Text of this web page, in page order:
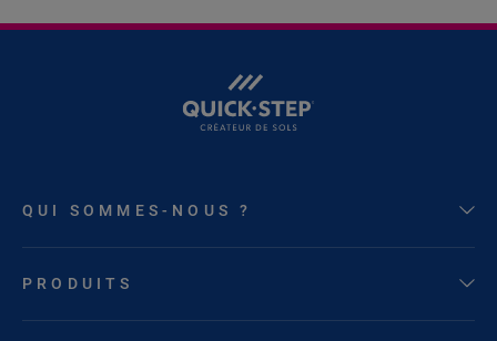
QUI SOMMES-NOUS ?
PRODUITS